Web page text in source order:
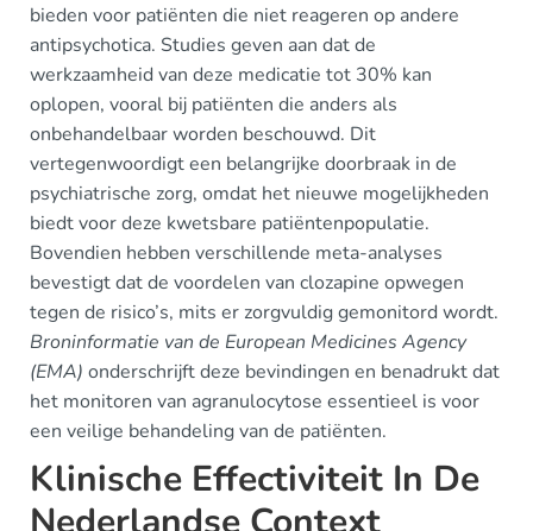
bieden voor patiënten die niet reageren op andere
antipsychotica. Studies geven aan dat de
werkzaamheid van deze medicatie tot 30% kan
oplopen, vooral bij patiënten die anders als
onbehandelbaar worden beschouwd. Dit
vertegenwoordigt een belangrijke doorbraak in de
psychiatrische zorg, omdat het nieuwe mogelijkheden
biedt voor deze kwetsbare patiëntenpopulatie.
Bovendien hebben verschillende meta-analyses
bevestigt dat de voordelen van clozapine opwegen
tegen de risico’s, mits er zorgvuldig gemonitord wordt.
Broninformatie van de European Medicines Agency
(EMA) onderschrijft deze bevindingen en benadrukt dat
het monitoren van agranulocytose essentieel is voor
een veilige behandeling van de patiënten.
Klinische Effectiviteit In De